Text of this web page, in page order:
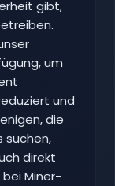
gibt,
um
und
die
suchen,
direkt
Miner-